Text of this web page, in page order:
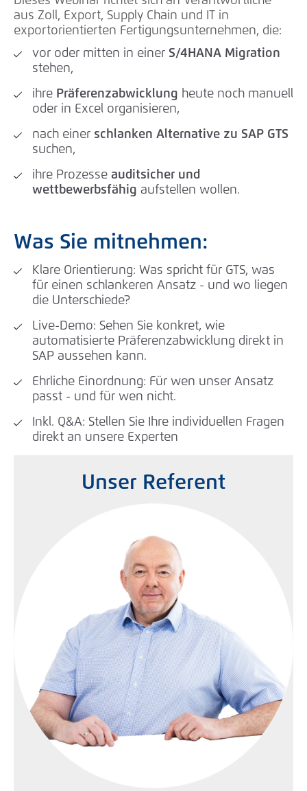
aus Zoll, Export, Supply Chain und IT in
exportorientierten Fertigungsunternehmen, die:
vor oder mitten in einer S/4HANA Migration
stehen,
ihre Präferenzabwicklung heute noch manuell
oder in Excel organisieren,
nach einer schlanken Alternative zu SAP GTS
suchen,
ihre Prozesse auditsicher und
wettbewerbsfähig aufstellen wollen.
Was Sie mitnehmen:
Klare Orientierung: Was spricht für GTS, was
für einen schlankeren Ansatz - und wo liegen
die Unterschiede?
Live-Demo: Sehen Sie konkret, wie
automatisierte Präferenzabwicklung direkt in
SAP aussehen kann.
Ehrliche Einordnung: Für wen unser Ansatz
passt - und für wen nicht.
Inkl. Q&A: Stellen Sie Ihre individuellen Fragen
direkt an unsere Experten
Unser Referent